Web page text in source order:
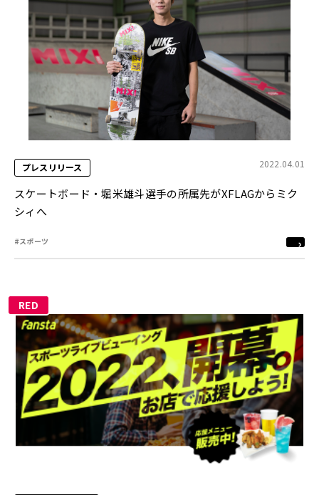
プレスリリース 2022.04.01
スケートボード・堀米雄斗選手の所属先がXFLAGからミク
シィへ
#スポーツ
RED